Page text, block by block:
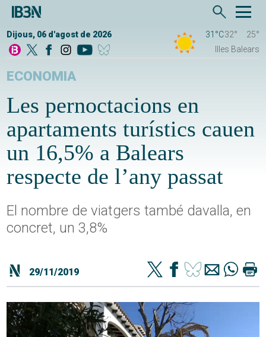
Dijous, 06 d'agost de 2026 31°C32°
25°
Illes Balears
ECONOMIA
Les pernoctacions en
apartaments turístics cauen
un 16,5% a Balears
respecte de l’any passat
El nombre de viatgers també davalla, en
concret, un 3,8%
29/11/2019